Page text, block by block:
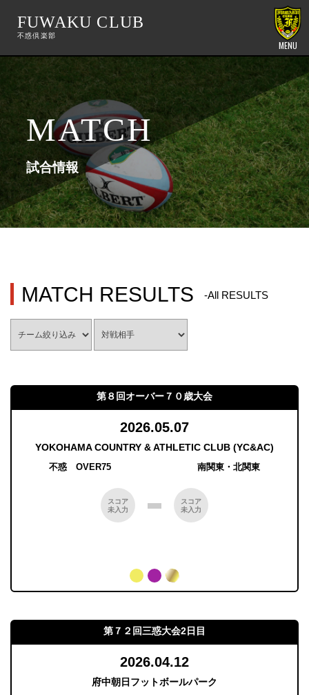
FUWAKU CLUB
MENU
MATCH
試合情報
MATCH RESULTS -All RESULTS
第８回オーバー７０歳大会
2026.05.07
YOKOHAMA COUNTRY & ATHLETIC CLUB (YC&AC)
不惑 OVER75
スコア
未入力
南関東・北関東
スコア
未入力
第７２回三惑大会2日目
2026.04.12
府中朝日フットボールパーク